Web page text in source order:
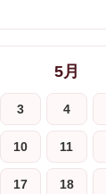
5月
3 4
10 11
17 18